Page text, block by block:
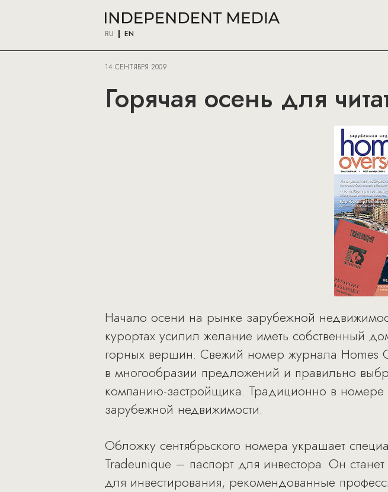
RU EN
14 СЕНТЯБРЯ 2009
Горячая осень для
Начало осени на рынке зарубежной
курортах усилил желание иметь собственный
горных вершин. Свежий номер журнала Ноmes
в многообразии предложений и правильно
компанию-застройщика. Традиционно в
зарубежной недвижимости.
Обложку сентябрьского номера украшает
Tradeunique – паспорт для инвестора. Он
для инвестирования, рекомендованные